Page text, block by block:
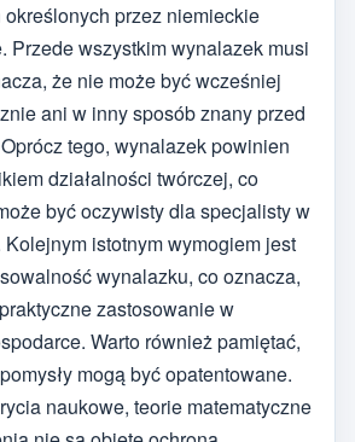
przez niemieckie
Przede wszystkim wynalazek musi
że nie może być wcześniej
ani w inny sposób znany przed
tego, wynalazek powinien
działalności twórczej, co
być oczywisty dla specjalisty w
istotnym wymogiem jest
wynalazku, co oznacza,
zastosowanie w
Warto również pamiętać,
mogą być opatentowane.
naukowe, teorie matematyczne